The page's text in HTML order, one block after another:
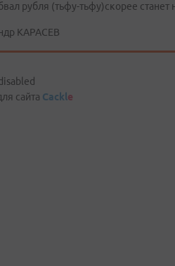
рубля (тьфу-тьфу)скорее
КАРАСЕВ
сайта Cackle